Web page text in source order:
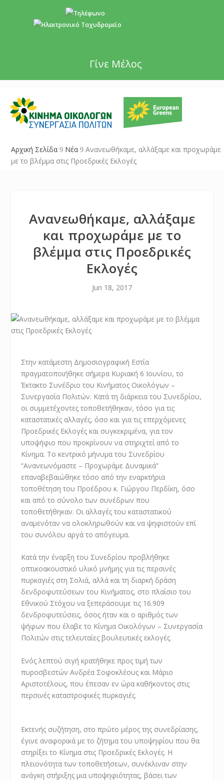
Γίνε Μέλος
Αρχική Σελίδα 9 Νέα 9 Ανανεωθήκαμε, αλλάξαμε και προχωράμε
με το βλέμμα στις Προεδρικές Εκλογές
Ανανεωθήκαμε, αλλάξαμε
και προχωράμε με το
βλέμμα στις Προεδρικές
Εκλογές
Jun 18, 2017
Στην κατάμεστη Δημοσιογραφική Εστία
πραγματοποιήθηκε σήμερα Κυριακή 6 Ιουνίου, το
Έκτακτο Συνέδριο του Κινήματος Οικολόγων –
Συνεργασία Πολιτών. Κατά τη διάρκεια του Συνεδρίου,
οι συμμετέχοντες τοποθετήθηκαν, τόσο για τις
καταστατικές αλλαγές, όσο και για τις επερχόμενες
Προεδρικές Εκλογές και συγκεκριμένα, για τον
υποψήφιο που προκρίνουν να στηριχτεί από το
Κίνημα. Το κεντρικό μήνυμα του Συνεδρίου
“Ανανεωνόμαστε – Προχωράμε Δυναμικά”
επαναβεβαιώθηκε τόσο από την εναρκτήρια
τοποθέτηση του Προέδρου κ. Γιώργου Περδίκη, όσο
και από το σύνολο των συνέδρων που
τοποθετήθηκαν. Οι αλλαγές του καταστατικού
αναμενόταν να ολοκληρωθούν και να ψηφιστούν επί
του συνόλου αργά το απόγευμα.
Κατά την έναρξη του Συνεδρίου προβλήθηκε
οπτικοακουστικό υλικό μνήμης για τις περσινές
πυρκαγιές στη Σολιά, αλλά και τη διαρκή δράση
δενδροφυτεύσεων του Κινήματος, στο πλαίσιο του
Εθνικού Στόχου να ξεπεράσουμε τις 16.909
δενδροφυτεύσεις, όσος ήταν και ο αριθμός των
ψήφων που έλαβε το Κίνημα Οικολόγων – Συνεργασία
Πολιτών στις τελευταίες βουλευτικές εκλογές.
Ενός λεπτού σιγή κρατήθηκε προς τιμή των
πυροσβεστών Ανδρέα Σοφοκλέους και Μάριο
Αριστοτέλους, που έπεσαν εν ώρα καθήκοντος στις
περσινές καταστροφικές πυρκαγιές.
Εκτενής συζήτηση, στο πρώτο μέρος της συνεδρίασης,
έγινε αναφορικά με το ζήτημα του υποψηφίου που θα
στηρίξει το Κίνημα στις Προεδρικές Εκλογές. Η
πλειονότητα των τοποθετήσεων, συνέκλιναν στην
ανάγκη στήριξης μια υποψηφιότητας, βάσει των